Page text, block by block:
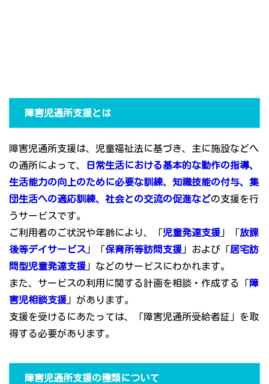
障害児通所支援とは
障害児通所支援は、児童福祉法に基づき、主に施設などへ
の通所によって、
日常生活における基本的な動作の指導、
生活能力の向上のために必要な訓練、知識技能の付与、集
団生活への適応訓練、社会との交流の促進などの支援を行
うサービスです。
ご利用者のご状況や年齢により、「児童発達支援 」「放課
後等デイサービス 」「保育所等訪問支援 」および「居宅訪
問型児童発達支援 」などのサービスにわかれます。
また、サービスの利用に関する計画を相談・作成する「障
害児相談支援 」があります。
支援を受けるにあたっては、「障害児通所受給者証」を取
得する必要があります。
障害児通所支援の種類について